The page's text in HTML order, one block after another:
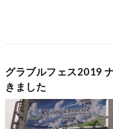
グラブルフェス2019
きました